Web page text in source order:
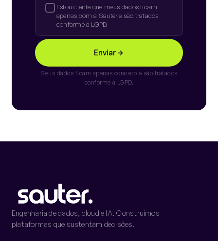
Estou ciente que meus dados ficam
apenas com a Sauter e são tratados
conforme a LGPD.
Enviar
Seus dados ficam apenas conosco e são tratados
conforme a LGPD.
Engenharia de dados, cloud e IA. Construímos
plataformas que sustentam decisões.